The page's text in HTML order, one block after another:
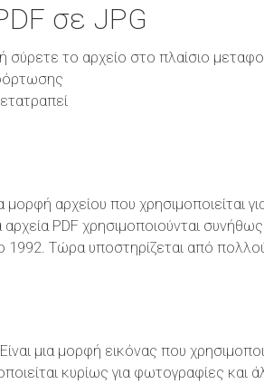
σε JPG
σύρετε το αρχείο στο πλαίσιο
αρχείου που χρησιμοποιείται
PDF χρησιμοποιούνται συνήθως
Τώρα υποστηρίζεται από
μια μορφή εικόνας που
κυρίως για φωτογραφίες και